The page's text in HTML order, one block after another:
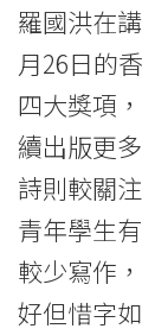
羅國洪在
月26日的
四大獎項
續出版更
詩則較關
青年學生
較少寫作
好但惜字